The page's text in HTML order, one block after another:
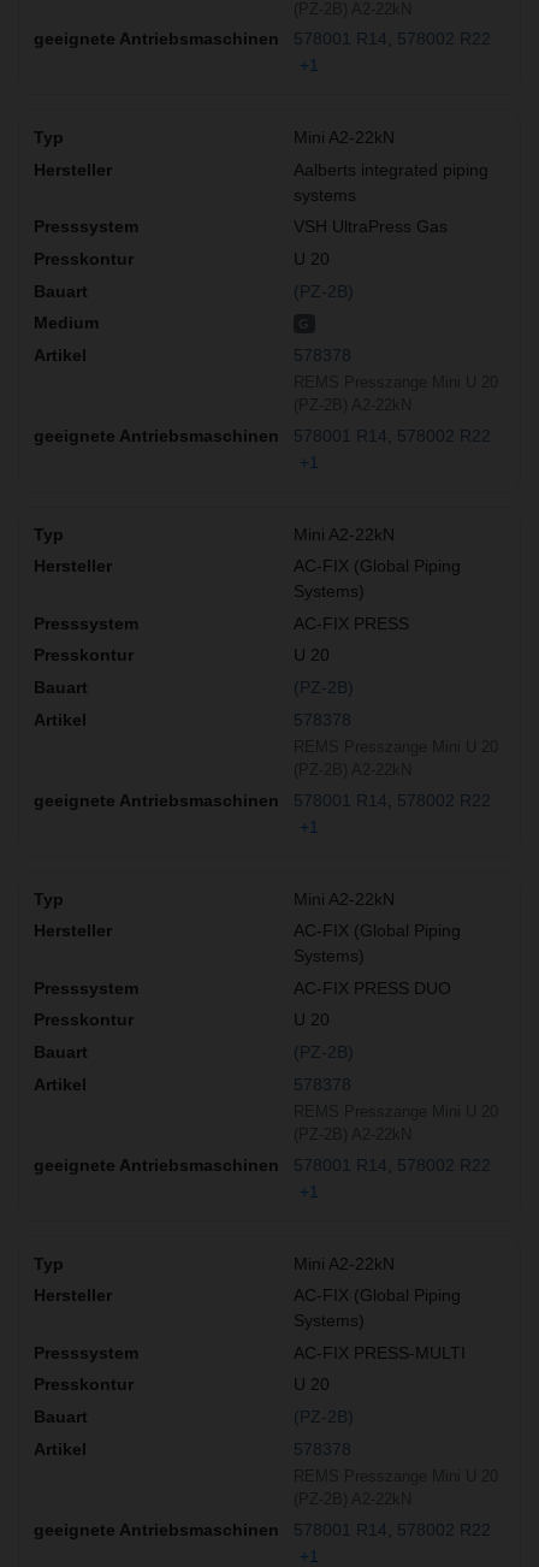
578001 R14
578002 R22
+1
Mini A2-22kN
Aalberts integrated piping
systems
VSH UltraPress Gas
U 20
(PZ-2B)
578378
578001 R14
578002 R22
+1
Mini A2-22kN
AC-FIX (Global Piping
Systems)
AC-FIX PRESS
U 20
(PZ-2B)
578378
578001 R14
578002 R22
+1
Mini A2-22kN
AC-FIX (Global Piping
Systems)
AC-FIX PRESS DUO
U 20
(PZ-2B)
578378
578001 R14
578002 R22
+1
Mini A2-22kN
AC-FIX (Global Piping
Systems)
AC-FIX PRESS-MULTI
U 20
(PZ-2B)
578378
578001 R14
578002 R22
+1